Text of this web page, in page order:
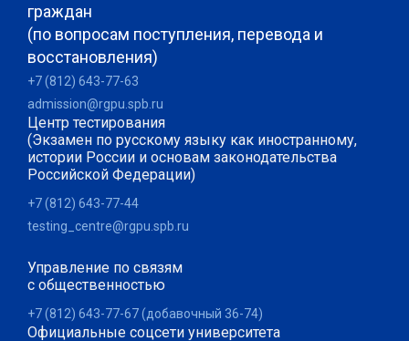
граждан
(по вопросам поступления, перевода и
восстановления)
+7 (812) 643-77-63
admission@rgpu.spb.ru
Центр тестирования
(Экзамен по русскому языку как иностранному,
истории России и основам законодательства
Российской Федерации)
+7 (812) 643-77-44
testing_centre@rgpu.spb.ru
Управление по связям
с общественностью
+7 (812) 643-77-67 (добавочный 36-74)
Официальные соцсети университета